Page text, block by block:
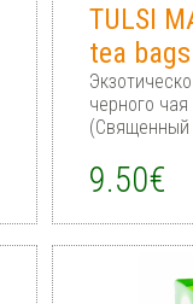
TULSI
tea bags
черного
(Священный
9.50€